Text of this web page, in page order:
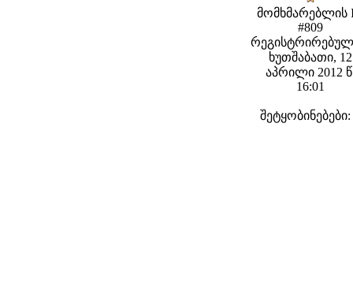
მომხმარებლის
#809
ხუთშაბათი, 12
აპრილი 2012
16:01
შეტყობინებები: